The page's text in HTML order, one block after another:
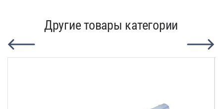
Другие товары категории